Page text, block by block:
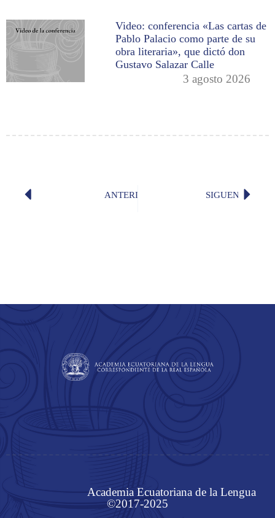
Video: conferencia «Las cartas de
Pablo Palacio como parte de su
obra literaria», que dictó don
Gustavo Salazar Calle
3 agosto 2026
ANTERIOR SIGUENTE
Academia Ecuatoriana de la Lengua
©2017-2025